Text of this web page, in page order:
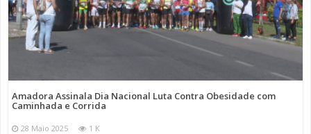
Amadora Assinala Dia Nacional Luta Contra Obesidade com
Caminhada e Corrida
28 Maio 2025 1 K